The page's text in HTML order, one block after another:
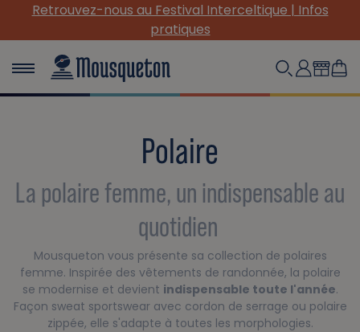
au Festival Interceltique | Infos
(Re)
Polaire
La polaire femme, un indispensable au
quotidien
Mousqueton vous présente sa collection de polaires
femme. Inspirée des vêtements de randonnée, la polaire
se modernise et devient indispensable toute l'année.
Façon sweat sportswear avec cordon de serrage ou polaire
zippée, elle s'adapte à toutes les morphologies.